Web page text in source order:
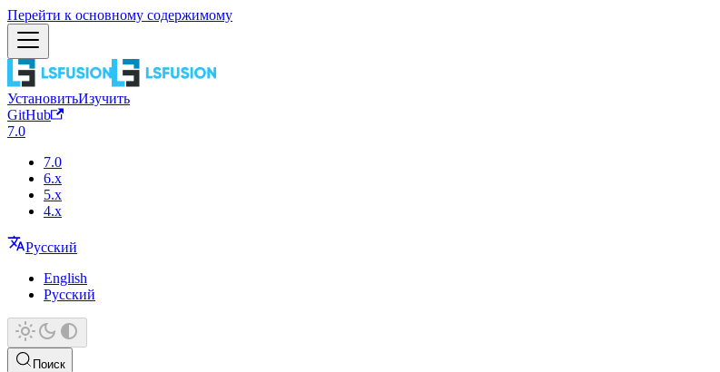
Перейти к основному содержимому
УстановитьИзучить
GitHub
7.0
7.0
6.x
5.x
4.x
Русский
English
Русский
Поиск